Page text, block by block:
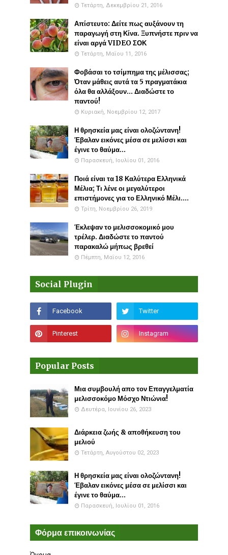
Τετάρτη, Δεκεμβρίου 21, 2016
Απίστευτο: Δείτε πως αυξάνουν τη
παραγωγή στη Κίνα. Ξυπνήστε πριν να
είναι αργά VIDEO ΣΟΚ
Τετάρτη, Μαΐου 11, 2016
Φοβάσαι το τσίμπημα της μέλισσας;
Όταν μάθεις αυτά τα 5 πραγματάκια
όλα θα αλλάξουν... Διαδώστε το
παντού!
Κυριακή, Νοεμβρίου 12, 2017
Η θρησκεία μας είναι ολοζώντανη!
Έβαλαν εικόνες μέσα σε μελίσσι και
έγινε το θαύμα...
Παρασκευή, Ιουλίου 01, 2016
Ποιά είναι τα 18 Καλύτερα Ελληνικά
Μέλια; Τι λένε οι μεγαλύτεροι
επιστήμονες για το Ελληνικό Μέλι....
Τρίτη, Νοεμβρίου 26, 2019
Έκλεψαν το μελισσοκομικό μου
τρέλερ. Διαδώστε το παντού
παρακαλώ μήπως βρεθεί
Πέμπτη, Μαΐου 12, 2016
Social Plugin
Popular Posts
Μια συμβουλή απο τον Επαγγελματία
μελισσοκόμο Μόσχο Ντιώνια!
Δευτέρα, Ιουνίου 26, 2023
Διάρκεια ζωής & αποθήκευση του
μελιού
Τετάρτη, Αυγούστου 02, 2023
Η θρησκεία μας είναι ολοζώντανη!
Έβαλαν εικόνες μέσα σε μελίσσι και
έγινε το θαύμα...
Παρασκευή, Ιουλίου 01, 2016
Φόρμα επικοινωνίας